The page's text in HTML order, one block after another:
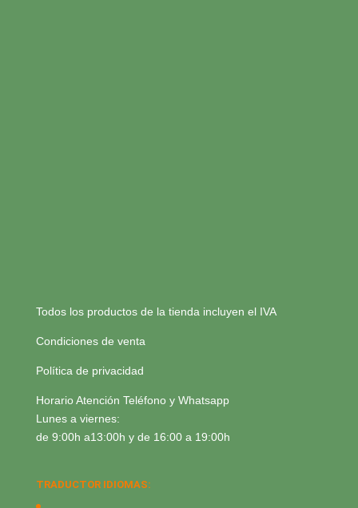
Todos los productos de la tienda incluyen el IVA
Condiciones de venta
Política de privacidad
Horario Atención Teléfono y Whatsapp
Lunes a viernes:
de 9:00h a13:00h y de 16:00 a 19:00h
TRADUCTOR IDIOMAS: